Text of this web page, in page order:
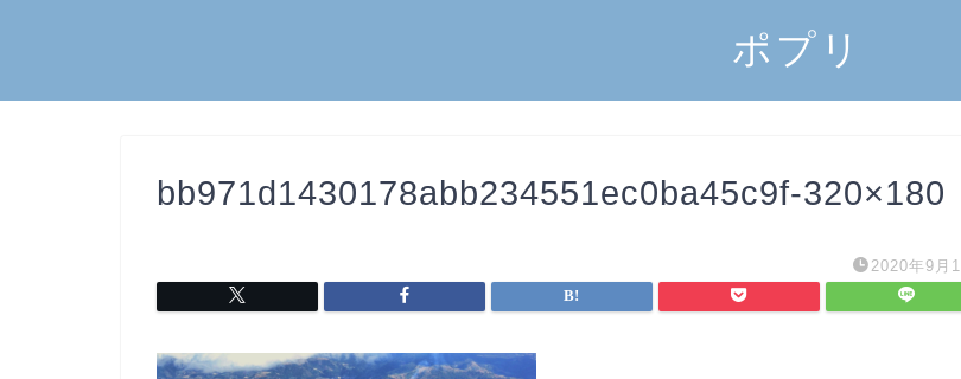
ポプリ
bb971d1430178abb234551ec0ba45c9f-320×180
2020年9月